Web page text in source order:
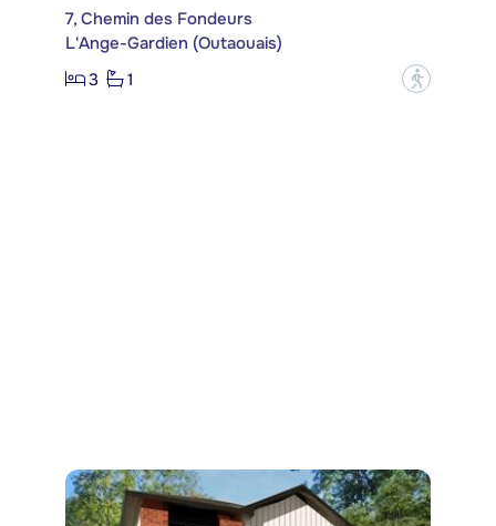
7, Chemin des Fondeurs
L'Ange-Gardien (Outaouais)
3
1 ?